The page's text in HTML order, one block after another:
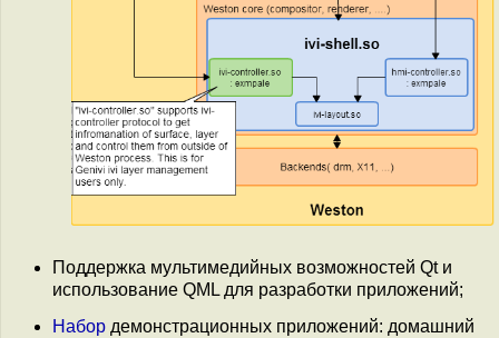
Поддержка мультимедийных возможностей Qt и
использование QML для разработки приложений;
Набор демонстрационных приложений: домашний